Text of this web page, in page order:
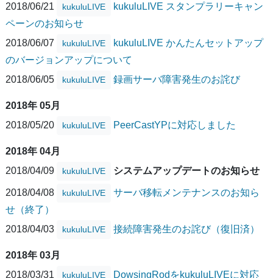
2018/06/21
kukuluLIVE
kukuluLIVE スタンプラリーキャン
ペーンのお知らせ
2018/06/07
kukuluLIVE
kukuluLIVE かんたんセットアップ
のバージョンアップについて
2018/06/05
kukuluLIVE 録画サーバ障害発生のお詫び
2018年 05月
2018/05/20
kukuluLIVE PeerCastYPに対応しました
2018年 04月
2018/04/09
kukuluLIVE システムアップデートのお知らせ
2018/04/08 kukuluLIVE
サーバ移転メンテナンスのお知ら
せ（終了）
2018/04/03
kukuluLIVE 接続障害発生のお詫び（復旧済）
2018年 03月
2018/03/31
kukuluLIVE
DowsingRodをkukuluLIVEに対応